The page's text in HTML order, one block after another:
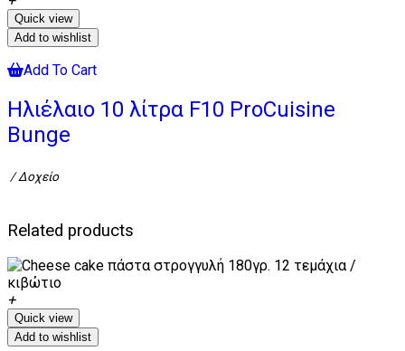
Quick view
Add to wishlist
Add To Cart
Ηλιέλαιο 10 λίτρα F10 ProCuisine
Bunge
/ Δοχείο
Related products
Quick view
Add to wishlist